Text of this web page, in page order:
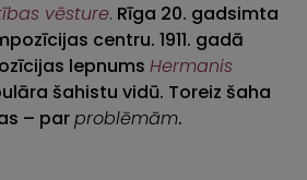
vēsture. Rīga 20. gadsimta
centru. 1911. gadā
lepnums Hermanis
šahistu vidū. Toreiz šaha
– parproblēmām.